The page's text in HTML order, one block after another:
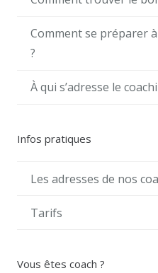
Comment se préparer
?
À qui s’adresse le
Infos pratiques
Les adresses de nos
Tarifs
Vous êtes coach ?